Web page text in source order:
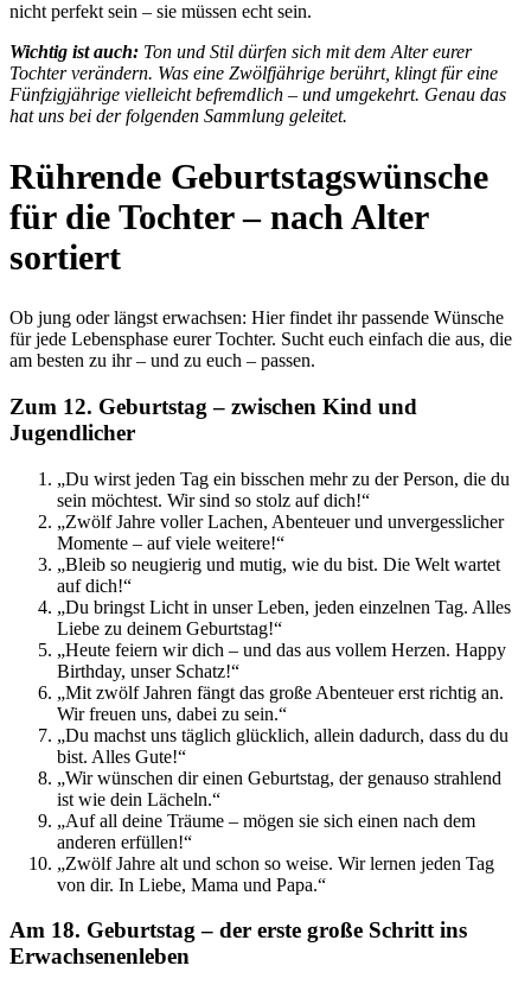
nicht perfekt sein – sie müssen echt sein.
Wichtig ist auch: Ton und Stil dürfen sich mit dem Alter eurer
Tochter verändern. Was eine Zwölfjährige berührt, klingt für eine
Fünfzigjährige vielleicht befremdlich – und umgekehrt. Genau das
hat uns bei der folgenden Sammlung geleitet.
Rührende Geburtstagswünsche
für die Tochter – nach Alter
sortiert
Ob jung oder längst erwachsen: Hier findet ihr passende Wünsche
für jede Lebensphase eurer Tochter. Sucht euch einfach die aus, die
am besten zu ihr – und zu euch – passen.
Zum 12. Geburtstag – zwischen Kind und
Jugendlicher
„Du wirst jeden Tag ein bisschen mehr zu der Person, die du
sein möchtest. Wir sind so stolz auf dich!“
„Zwölf Jahre voller Lachen, Abenteuer und unvergesslicher
Momente – auf viele weitere!“
„Bleib so neugierig und mutig, wie du bist. Die Welt wartet
auf dich!“
„Du bringst Licht in unser Leben, jeden einzelnen Tag. Alles
Liebe zu deinem Geburtstag!“
„Heute feiern wir dich – und das aus vollem Herzen. Happy
Birthday, unser Schatz!“
„Mit zwölf Jahren fängt das große Abenteuer erst richtig an.
Wir freuen uns, dabei zu sein.“
„Du machst uns täglich glücklich, allein dadurch, dass du du
bist. Alles Gute!“
„Wir wünschen dir einen Geburtstag, der genauso strahlend
ist wie dein Lächeln.“
„Auf all deine Träume – mögen sie sich einen nach dem
anderen erfüllen!“
„Zwölf Jahre alt und schon so weise. Wir lernen jeden Tag
von dir. In Liebe, Mama und Papa.“
Am 18. Geburtstag – der erste große Schritt ins
Erwachsenenleben